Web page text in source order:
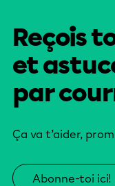
Reçois
et
par
Ça va t’aider,
Abonne-toi ici!